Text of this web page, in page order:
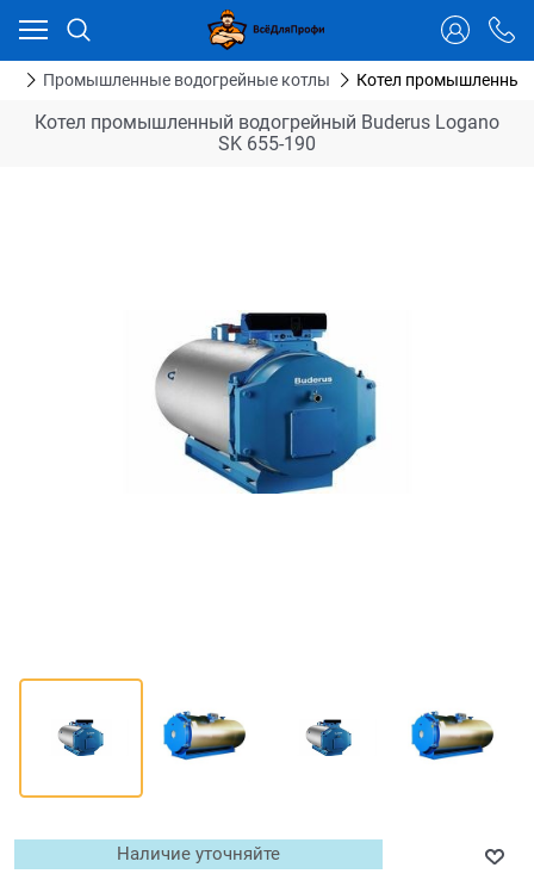
Промышленные водогрейные котлы Котел промышленный
Котел промышленный водогрейный Buderus Logano
SK 655-190
Наличие уточняйте
Ваш город - Тюмень,
угадали?
ДА НЕТ